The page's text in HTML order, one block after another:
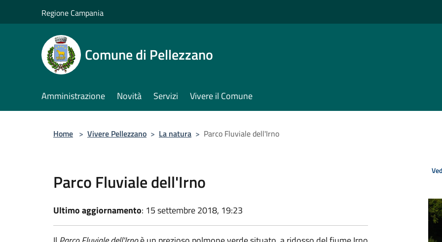
Regione Campania
Comune di Pellezzano
Amministrazione Novità Servizi Vivere il Comune
Home > Vivere Pellezzano > La natura > Parco Fluviale dell'Irno
Parco Fluviale dell'Irno
Ultimo aggiornamento: 15 settembre 2018, 19:23